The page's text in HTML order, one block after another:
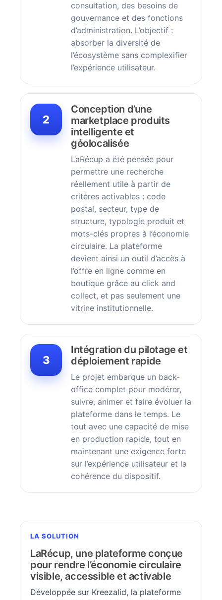
consultation, des besoins de
gouvernance et des fonctions
d’administration. L’objectif :
absorber la diversité de
l’écosystème sans complexifier
l’expérience utilisateur.
2
Conception d’une
marketplace produits
intelligente et
géolocalisée
LaRécup a été pensée pour
permettre une recherche
réellement utile à partir de
critères activables : code
postal, secteur, type de
structure, typologie produit et
mots-clés propres à l’économie
circulaire. La plateforme
devient ainsi un outil d’accès à
l’offre en ligne comme en
boutique grâce au click and
collect, et pas seulement une
vitrine institutionnelle.
3
Intégration du pilotage et
déploiement rapide
Le projet embarque un back-
office complet pour modérer,
suivre, animer et faire évoluer la
plateforme dans le temps. Le
tout avec une capacité de mise
en production rapide, tout en
maintenant une exigence forte
sur l’expérience utilisateur et la
cohérence du dispositif.
LA SOLUTION
LaRécup, une plateforme conçue
pour rendre l’économie circulaire
visible, accessible et activable
Développée sur Kreezalid, la plateforme